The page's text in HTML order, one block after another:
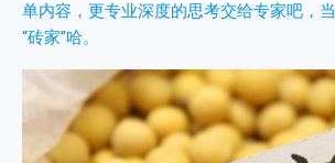
单内容，更专业深度的思考交给专家吧，
“砖家”哈。